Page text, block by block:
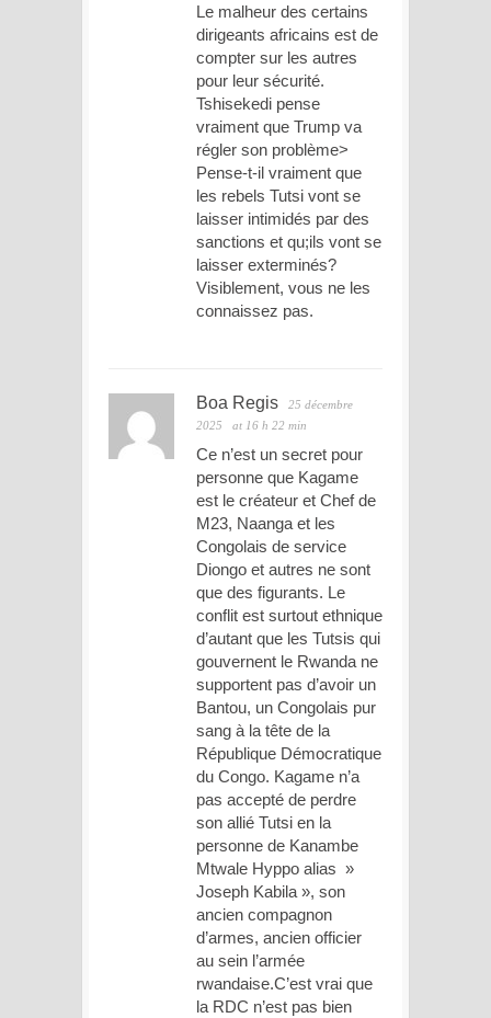
Le malheur des certains
dirigeants africains est de
compter sur les autres
pour leur sécurité.
Tshisekedi pense
vraiment que Trump va
régler son problème>
Pense-t-il vraiment que
les rebels Tutsi vont se
laisser intimidés par des
sanctions et qu;ils vont se
laisser exterminés?
Visiblement, vous ne les
connaissez pas.
Boa Regis
25 décembre
2025
at 16 h 22 min
Ce n’est un secret pour
personne que Kagame
est le créateur et Chef de
M23, Naanga et les
Congolais de service
Diongo et autres ne sont
que des figurants. Le
conflit est surtout ethnique
d’autant que les Tutsis qui
gouvernent le Rwanda ne
supportent pas d’avoir un
Bantou, un Congolais pur
sang à la tête de la
République Démocratique
du Congo. Kagame n’a
pas accepté de perdre
son allié Tutsi en la
personne de Kanambe
Mtwale Hyppo alias »
Joseph Kabila », son
ancien compagnon
d’armes, ancien officier
au sein l’armée
rwandaise.C’est vrai que
la RDC n’est pas bien